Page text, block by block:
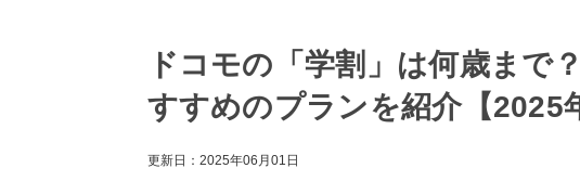
ドコモの「学割」は何歳まで
すすめのプランを紹介【2025
更新日： 2025年06月01日